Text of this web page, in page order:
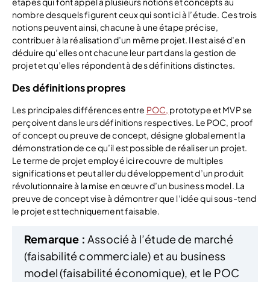
nombre desquels figurent ceux qui sont ici à l’étude. Ces trois
notions peuvent ainsi, chacune à une étape précise,
contribuer à la réalisation d’un même projet. Il est aisé d’en
déduire qu’elles ont chacune leur part dans la gestion de
projet et qu’elles répondent à des définitions distinctes.
Des définitions propres
Les principales différences entre POC, prototype et MVP se
perçoivent dans leurs définitions respectives. Le POC, proof
of concept ou preuve de concept, désigne globalement la
démonstration de ce qu’il est possible de réaliser un projet.
Le terme de projet employé ici recouvre de multiples
significations et peut aller du développement d’un produit
révolutionnaire à la mise en œuvre d’un business model. La
preuve de concept vise à démontrer que l’idée qui sous-tend
le projet est techniquement faisable.
Remarque : Associé à l’étude de marché
(faisabilité commerciale) et au business
model (faisabilité économique), et le POC